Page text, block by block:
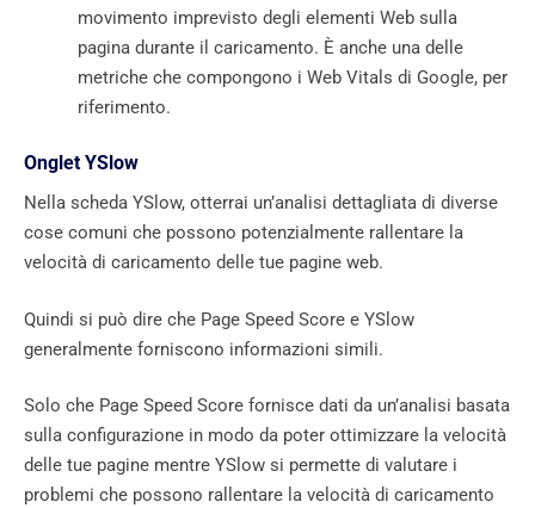
movimento imprevisto degli elementi Web sulla
pagina durante il caricamento. È anche una delle
metriche che compongono i Web Vitals di Google, per
riferimento.
Onglet YSlow
Nella scheda YSlow, otterrai un’analisi dettagliata di diverse
cose comuni che possono potenzialmente rallentare la
velocità di caricamento delle tue pagine web.
Quindi si può dire che Page Speed ​​Score e YSlow
generalmente forniscono informazioni simili.
Solo che Page Speed ​​​​Score fornisce dati da un’analisi basata
sulla configurazione in modo da poter ottimizzare la velocità
delle tue pagine mentre YSlow si permette di valutare i
problemi che possono rallentare la velocità di caricamento